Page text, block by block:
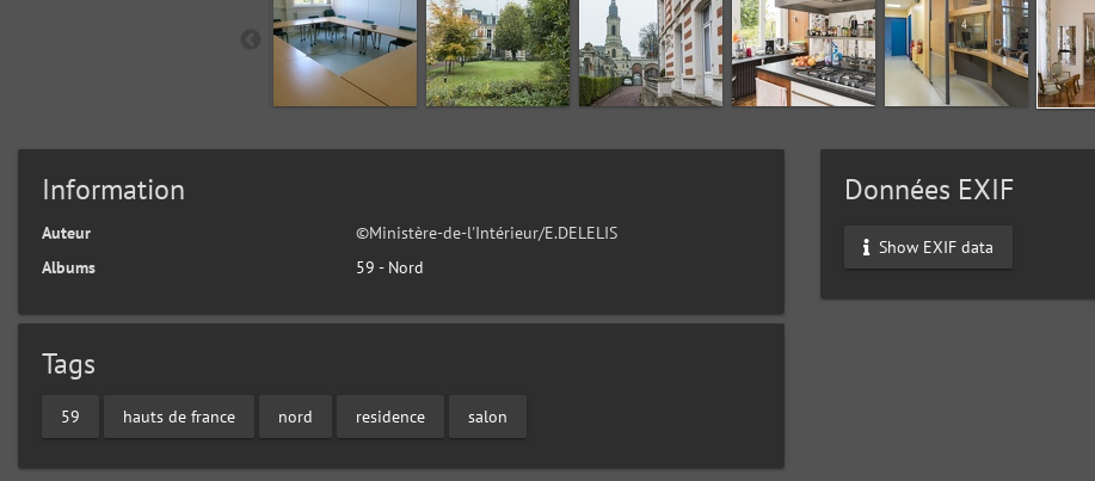
Information
Auteur
©Ministère-de-l'Intérieur/E.DELELIS
Albums
59 - Nord
Tags
59 hauts de france nord residence salon
Données EXIF
Show EXIF data